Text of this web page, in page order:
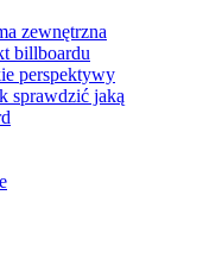
zewnętrzna
billboardu
perspektywy
sprawdzić jaką